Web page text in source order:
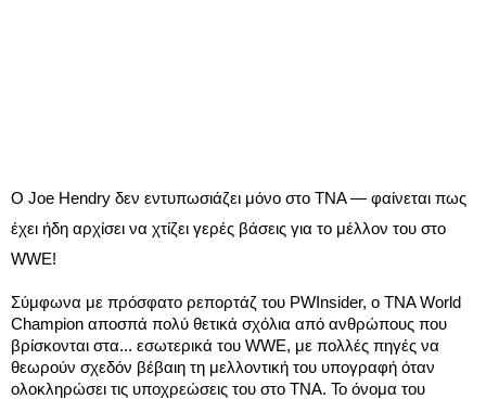
Ο Joe Hendry δεν εντυπωσιάζει μόνο στο TNA — φαίνεται πως
έχει ήδη αρχίσει να χτίζει γερές βάσεις για το μέλλον του στο
WWE!
Σύμφωνα με πρόσφατο ρεπορτάζ του PWInsider, ο TNA World
Champion αποσπά πολύ θετικά σχόλια από ανθρώπους που
βρίσκονται στα... εσωτερικά του WWE, με πολλές πηγές να
θεωρούν σχεδόν βέβαιη τη μελλοντική του υπογραφή όταν
ολοκληρώσει τις υποχρεώσεις του στο TNA. Το όνομα του